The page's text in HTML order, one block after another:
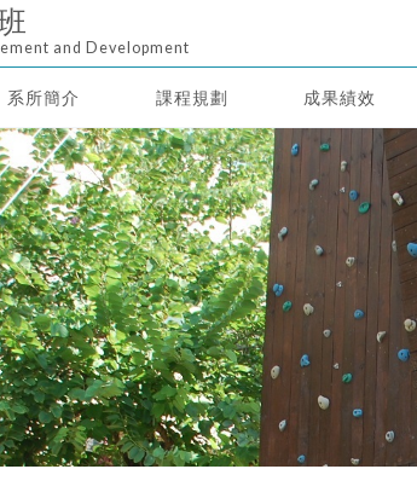
and Development
系所簡介 課程規劃 成果績效